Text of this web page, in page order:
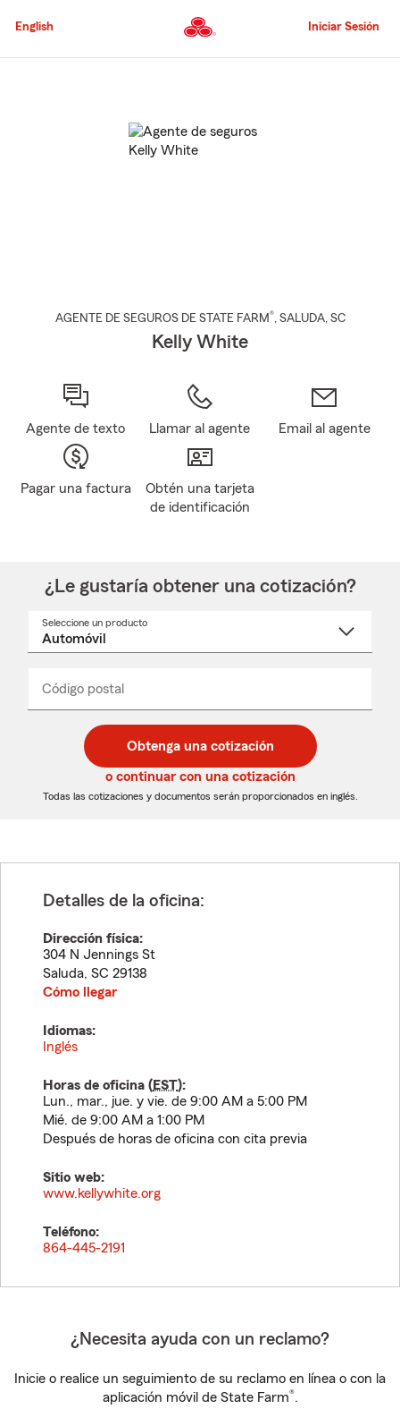
al
principal
English Iniciar Sesión
AGENTE DE SEGUROS DE STATE FARM®, SALUDA, SC
Kelly White
Agente de texto Llamar al agente Email al agente
Pagar una factura
Obtén una tarjeta
de identificación
¿Le gustaría obtener una cotización?
Seleccione un producto
desplegable
Código postal
de
5
dígitos
de
5
dígitos
_____
Obtenga una cotización
o continuar con una cotización
Todas las cotizaciones y documentos serán proporcionados en inglés.
Detalles de la oficina:
Dirección física:
304 N Jennings St
Saluda, SC 29138
Cómo llegar
Idiomas:
Inglés
Horas de oficina (EST):
Lun., mar., jue. y vie. de 9:00 AM a 5:00 PM
Mié. de 9:00 AM a 1:00 PM
Después de horas de oficina con cita previa
Sitio web:
www.kellywhite.org
Teléfono:
864-445-2191
¿Necesita ayuda con un reclamo?
Inicie o realice un seguimiento de su reclamo en línea o con la
aplicación móvil de State Farm®.